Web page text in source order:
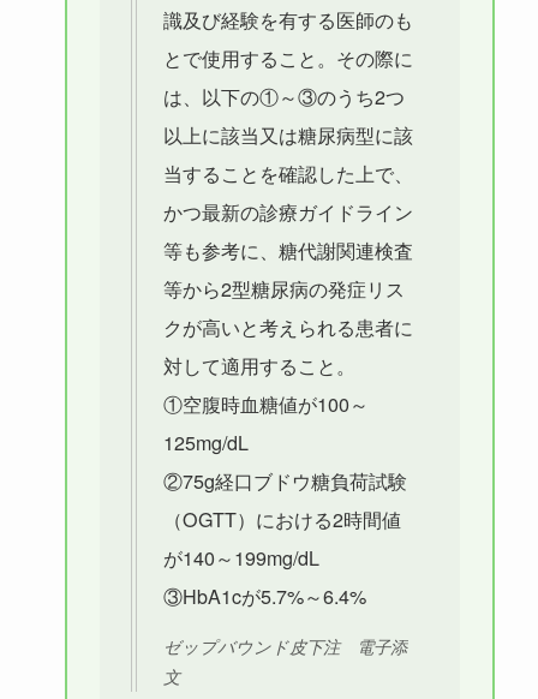
識及び経験を有する医師のも
とで使用すること。その際に
は、以下の①～③のうち2つ
以上に該当又は糖尿病型に該
当することを確認した上で、
かつ最新の診療ガイドライン
等も参考に、糖代謝関連検査
等から2型糖尿病の発症リス
クが高いと考えられる患者に
対して適用すること。
①空腹時血糖値が100～
125mg/dL
②75g経口ブドウ糖負荷試験
（OGTT）における2時間値
が140～199mg/dL
③HbA1cが5.7%～6.4%
ゼップバウンド皮下注 電子添
文